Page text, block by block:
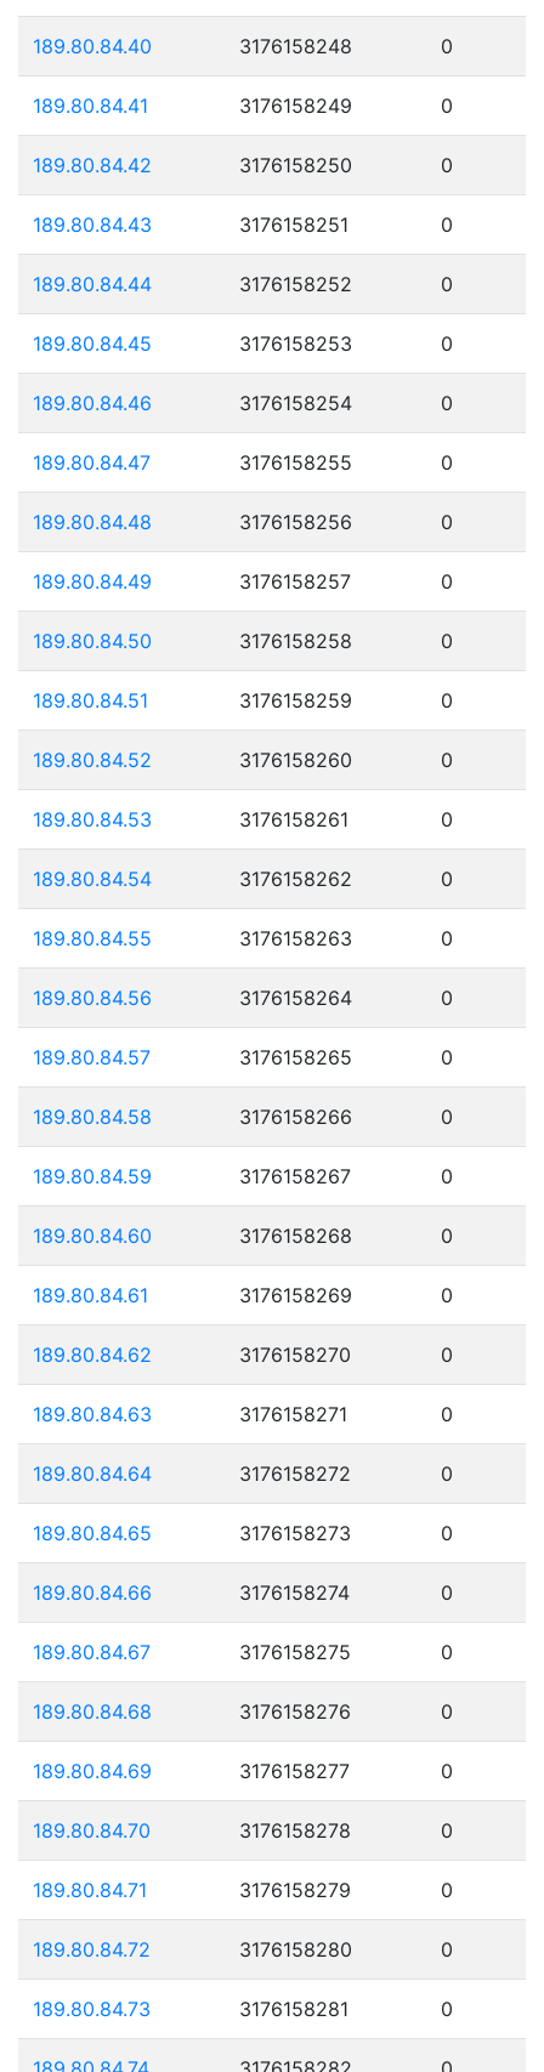
189.80.84.40 3176158248 0
189.80.84.41 3176158249 0
189.80.84.42 3176158250 0
189.80.84.43 3176158251 0
189.80.84.44 3176158252 0
189.80.84.45 3176158253 0
189.80.84.46 3176158254 0
189.80.84.47 3176158255 0
189.80.84.48 3176158256 0
189.80.84.49 3176158257 0
189.80.84.50 3176158258 0
189.80.84.51 3176158259 0
189.80.84.52 3176158260 0
189.80.84.53 3176158261 0
189.80.84.54 3176158262 0
189.80.84.55 3176158263 0
189.80.84.56 3176158264 0
189.80.84.57 3176158265 0
189.80.84.58 3176158266 0
189.80.84.59 3176158267 0
189.80.84.60 3176158268 0
189.80.84.61 3176158269 0
189.80.84.62 3176158270 0
189.80.84.63 3176158271 0
189.80.84.64 3176158272 0
189.80.84.65 3176158273 0
189.80.84.66 3176158274 0
189.80.84.67 3176158275 0
189.80.84.68 3176158276 0
189.80.84.69 3176158277 0
189.80.84.70 3176158278 0
189.80.84.71 3176158279 0
189.80.84.72 3176158280 0
189.80.84.73 3176158281 0